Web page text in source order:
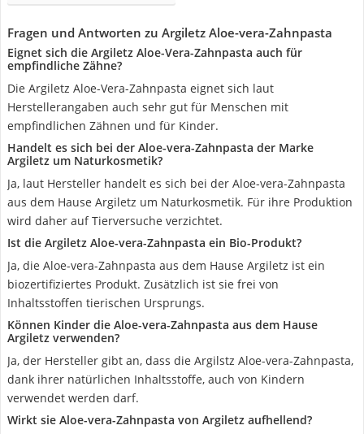
Fragen und Antworten zu Argiletz Aloe-vera-Zahnpasta
Eignet sich die Argiletz Aloe-Vera-Zahnpasta auch für
empfindliche Zähne?
Die Argiletz Aloe-Vera-Zahnpasta eignet sich laut
Herstellerangaben auch sehr gut für Menschen mit
empfindlichen Zähnen und für Kinder.
Handelt es sich bei der Aloe-vera-Zahnpasta der Marke
Argiletz um Naturkosmetik?
Ja, laut Hersteller handelt es sich bei der Aloe-vera-Zahnpasta
aus dem Hause Argiletz um Naturkosmetik. Für ihre Produktion
wird daher auf Tierversuche verzichtet.
Ist die Argiletz Aloe-vera-Zahnpasta ein Bio-Produkt?
Ja, die Aloe-vera-Zahnpasta aus dem Hause Argiletz ist ein
biozertifiziertes Produkt. Zusätzlich ist sie frei von
Inhaltsstoffen tierischen Ursprungs.
Können Kinder die Aloe-vera-Zahnpasta aus dem Hause
Argiletz verwenden?
Ja, der Hersteller gibt an, dass die Argilstz Aloe-vera-Zahnpasta,
dank ihrer natürlichen Inhaltsstoffe, auch von Kindern
verwendet werden darf.
Wirkt sie Aloe-vera-Zahnpasta von Argiletz aufhellend?